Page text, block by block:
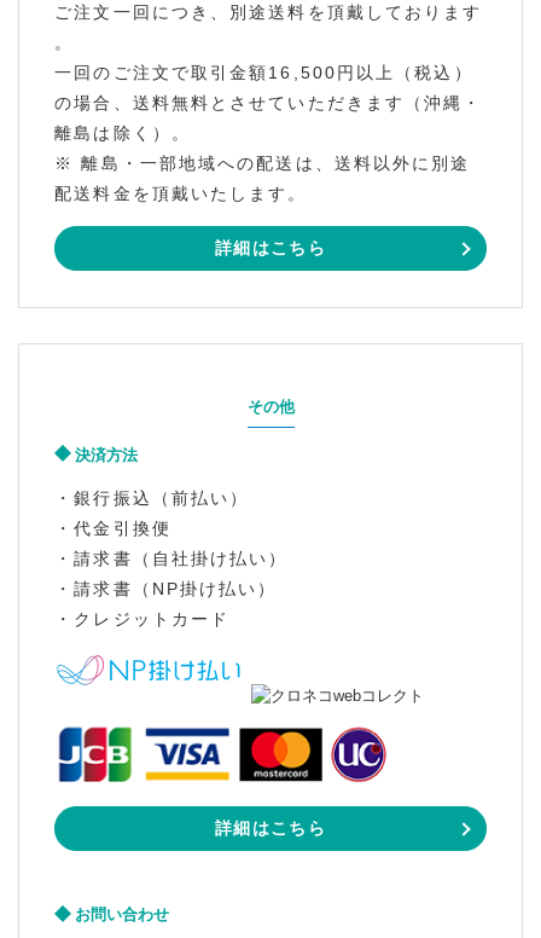
ご注文一回につき、別途送料を頂戴しております
。
一回のご注文で取引金額16,500円以上（税込）
の場合、送料無料とさせていただきます（沖縄・
離島は除く）。
※ 離島・一部地域への配送は、送料以外に別途
配送料金を頂戴いたします。
詳細はこちら
その他
決済方法
・銀行振込（前払い）
・代金引換便
・請求書（自社掛け払い）
・請求書（NP掛け払い）
・クレジットカード
詳細はこちら
お問い合わせ